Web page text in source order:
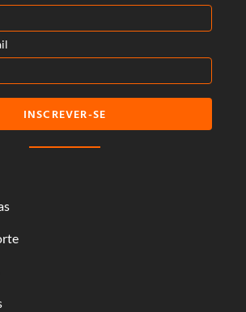
INSCREVER-SE